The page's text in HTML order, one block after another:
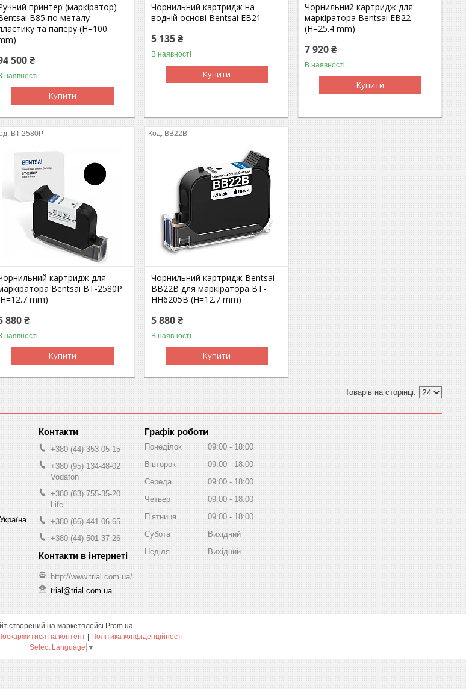
принтер (маркіратор)
B85 по металу
та паперу (H=100
500 ₴
наявності
Купити
Чорнильний картридж на
водній основі Bentsai EB21
5 135 ₴
В наявності
Купити
Чорнильний картридж для
маркіратора Bentsai EB22
(H=25.4 mm)
7 920 ₴
В наявності
Купити
BT-2580P
картридж для
Bentsai BT-2580P
mm)
880 ₴
наявності
Купити
BB22B
Чорнильний картридж Bentsai
BB22B для маркіратора BT-
HH6205B (H=12.7 mm)
5 880 ₴
В наявності
Купити
+380 (44) 353-05-15
+380 (95) 134-48-02
Vodafon
+380 (63) 755-35-20
Life
+380 (66) 441-06-65
+380 (44) 501-37-26
http://www.trial.com.ua/
trial@trial.com.ua
Графік роботи
Понеділок 09:00
18:00
Вівторок
09:00
18:00
Середа
09:00
18:00
Четвер
09:00
18:00
Пʼятниця
09:00
18:00
Субота
Вихідний
Неділя
Вихідний
створений на маркетплейсі Prom.ua
на контент | Політика конфіденційності
Select Language ▼